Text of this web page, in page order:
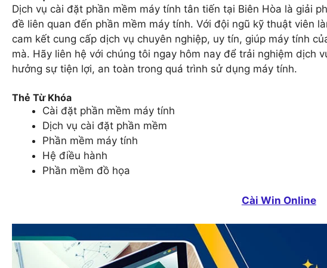
Dịch vụ cài đặt phần mềm máy tính tân tiến tại Biên Hòa là giải
đề liên quan đến phần mềm máy tính. Với đội ngũ kỹ thuật viên
cam kết cung cấp dịch vụ chuyên nghiệp, uy tín, giúp máy tính
mà. Hãy liên hệ với chúng tôi ngay hôm nay để trải nghiệm dịch
hưởng sự tiện lợi, an toàn trong quá trình sử dụng máy tính.
Thẻ Từ Khóa
Cài đặt phần mềm máy tính
Dịch vụ cài đặt phần mềm
Phần mềm máy tính
Hệ điều hành
Phần mềm đồ họa
Cài Win Online